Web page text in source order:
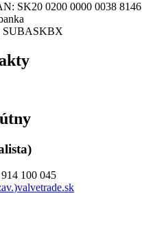
SK20 0200 0000 0038
SUBASKBX
100 045
.)valvetrade.sk